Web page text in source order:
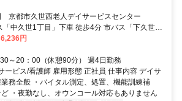
京都市久世西老人デイサービスセンター
中久世1丁目」下車 徒歩4分 市バス「下久世」
日町」下車 徒歩6分 JR「桂川」下車 徒歩10分
歩15分
円
～20：00（休憩90分） 週4日勤務
ービス/看護師 雇用形態 正社員 仕事内容 デイサ
務全般 ・バイタル測定、処置、機能訓練補
・夜勤なし、オウンコール対応もありません